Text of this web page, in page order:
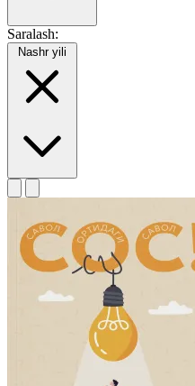
Saralash:
Nashr yili